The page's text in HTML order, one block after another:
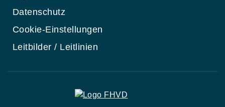
Datenschutz
Cookie-Einstellungen
Leitbilder / Leitlinien